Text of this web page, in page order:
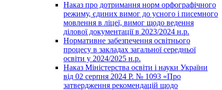
Наказ про дотримання норм орфографічного
режиму, єдиних вимог до усного і писемного
мовлення в ліцеї, вимог щодо ведення
ділової документації в 2023/2024 н.р.
Нормативне забезпечення освітнього
процесу в закладах загальної середньої
освіти у 2024/2025 н.р.
Наказ Міністерства освіти і науки України
від 02 серпня 2024 Р. № 1093 «Про
затвердження рекомендацій щодо